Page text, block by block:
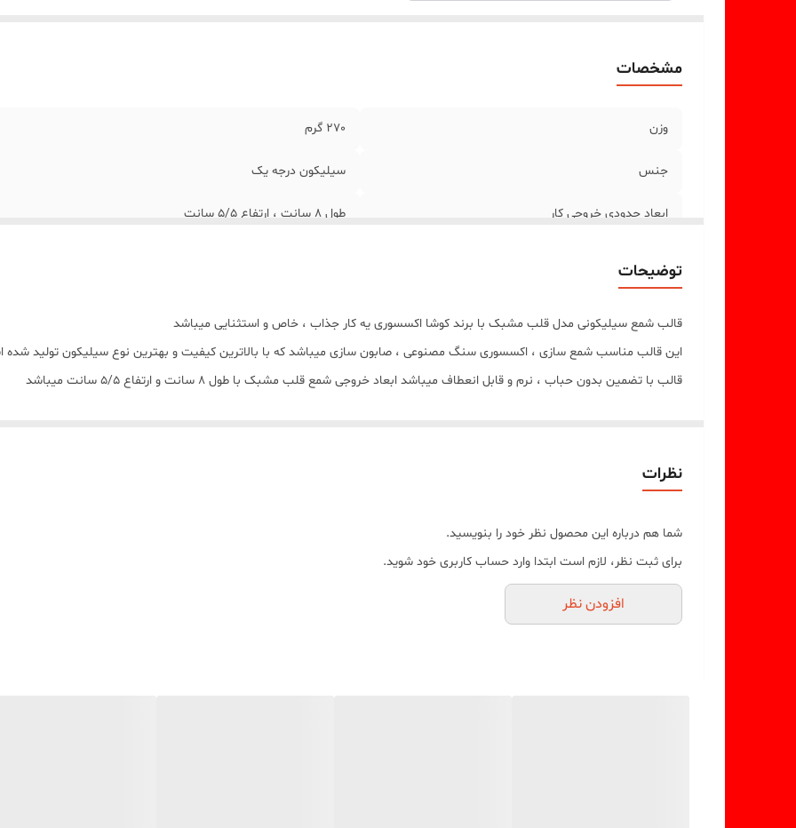
مشخصات
وزن 270 گرم
جنس سیلیکون درجه یک
ابعاد حدودی خروجی کار طول 8 سانت ، ارتفاع 5/5 سانت
توضیحات
قالب شمع سیلیکونی مدل قلب مشبک با برند کوشا اکسسوری یه کار جذاب ، خاص و استثنایی میباشد
این قالب مناسب شمع سازی ، اکسسوری سنگ مصنوعی ، صابون سازی میباشد که با بالاترین کیفیت و بهترین نوع سیلیکون تولید
قالب با تضمین بدون حباب ، نرم و قابل انعطاف میباشد ابعاد خروجی شمع قلب مشبک با طول 8 سانت و ارتفاع 5/5 سانت میباشد
نظرات
شما هم درباره این محصول نظر خود را بنویسید.
برای ثبت نظر، لازم است ابتدا وارد حساب کاربری خود شوید.
افزودن نظر